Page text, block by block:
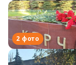
Мода
Театр
Кино
2 фото